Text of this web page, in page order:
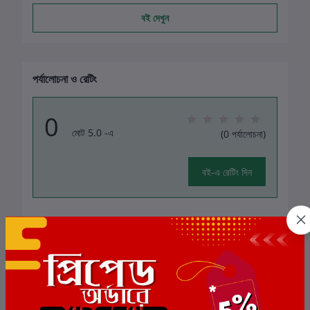
বই দেখুন
পর্যালোচনা ও রেটিং
0 মোট 5.0 -এ (0 পর্যালোচনা)
বই-এ রেটিং দিন
এই বইয়ের জন্য এখনও কোন পর্যালোচনা নেই